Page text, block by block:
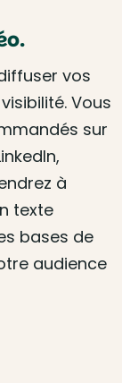
vos
Vous
sur
à
texte
bases de
audience